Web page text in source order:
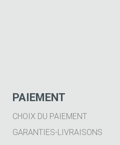
PAIEMENT
CHOIX DU PAIEMENT
GARANTIES-LIVRAISONS